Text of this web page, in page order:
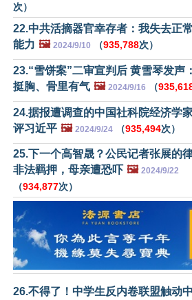
次）
22.中共活摘器官幸存者：我失去正
能力 🖼️ 2024/9/10 （935,788次）
23.“雪饼案”二审宣判后 黄雪琴发声
挺胸、骨里有气 🖼️ 2024/9/16 （
24.据报遭调查的中国社科院经济学
评习近平 🖼️ 2024/9/24 （935,494次）
25.下一个高智晟？公民记者张展的
非法羁押，母亲遭恐​​吓 🖼️ 2024/9/22
（934,877次）
26.不得了！中学生反内卷联盟触动